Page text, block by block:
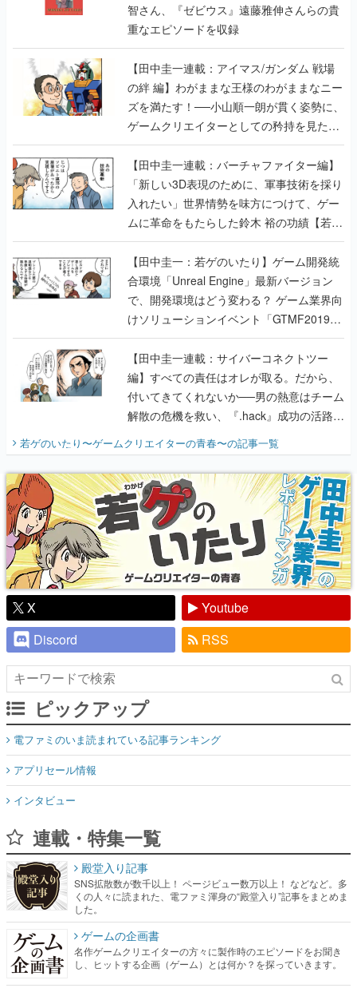
智さん、『ゼビウス』遠藤雅伸さんらの貴
重なエピソードを収録
【田中圭一連載：アイマス/ガンダム 戦場
の絆 編】わがままな王様のわがままなニー
ズを満たす！──小山順一朗が貫く姿勢に、
ゲームクリエイターとしての矜持を見た
【若ゲのいたり最終回】
【田中圭一連載：バーチャファイター編】
「新しい3D表現のために、軍事技術を採り
入れたい」世界情勢を味方につけて、ゲー
ムに革命をもたらした鈴木 裕の功績【若ゲ
のいたり】
【田中圭一：若ゲのいたり】ゲーム開発統
合環境「Unreal Engine」最新バージョン
で、開発環境はどう変わる？ ゲーム業界向
けソリューションイベント「GTMF2019」
に行って、より理解を深めよう【PR】
【田中圭一連載：サイバーコネクトツー
編】すべての責任はオレが取る。だから、
付いてきてくれないか──男の熱意はチーム
解散の危機を救い、『.hack』成功の活路を
『少年ジャンプ』色だった【若ゲのいた
り】
若ゲのいたり〜ゲームクリエイターの青春〜の記事一覧
X
Youtube
Discord
RSS
ピックアップ
電ファミのいま読まれている記事ランキング
アプリセール情報
インタビュー
連載・特集一覧
殿堂入り記事
SNS拡散数が数千以上！ ページビュー数万以上！ などなど。多
くの人々に読まれた、電ファミ渾身の“殿堂入り”記事をまとめま
した。
ゲームの企画書
名作ゲームクリエイターの方々に製作時のエピソードをお聞き
し、ヒットする企画（ゲーム）とは何か？を探っていきます。